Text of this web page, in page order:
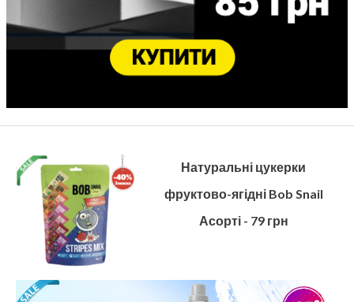
Натуральні цукерки
фруктово-ягідні Bob Snail
Асорті - 79 грн